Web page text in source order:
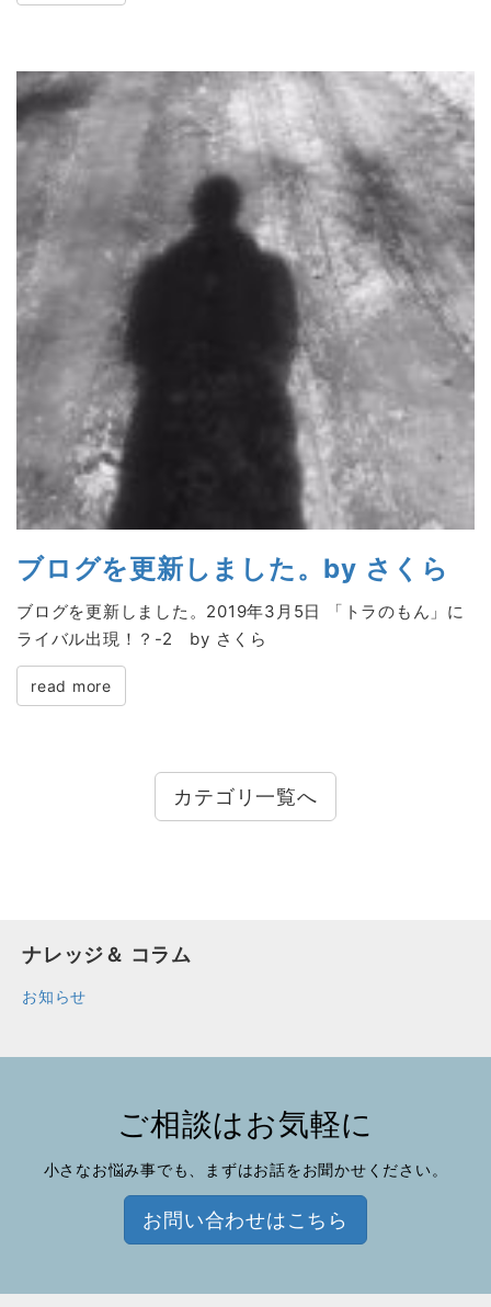
ブログを更新しました。by さくら
ブログを更新しました。2019年3月5日 「トラのもん」に
ライバル出現！？-2 by さくら
read more
カテゴリ一覧へ
ナレッジ＆ コラム
お知らせ
ご相談はお気軽に
小さなお悩み事でも、まずはお話をお聞かせください。
お問い合わせはこちら